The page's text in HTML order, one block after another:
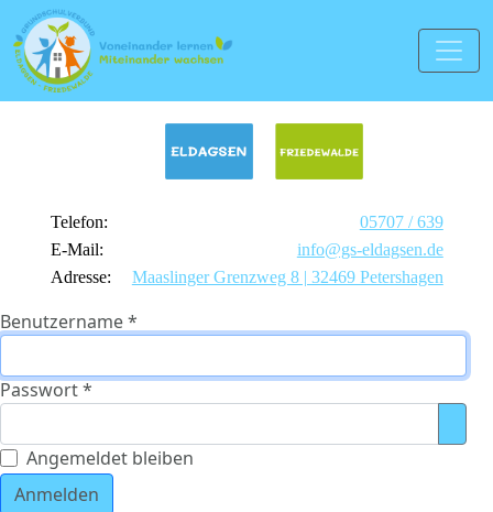
Telefon:
05707 / 639
E-Mail:
info@gs-eldagsen.de
Adresse:
Maaslinger Grenzweg 8 | 32469 Petershagen
Benutzername*
Passwort*
Angemeldet bleiben
Anmelden